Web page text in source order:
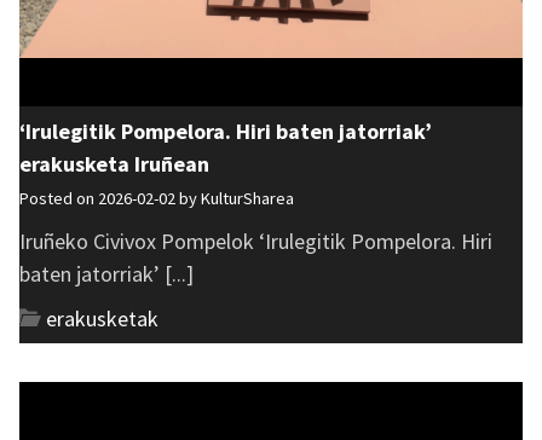
‘Irulegitik Pompelora. Hiri baten jatorriak’
erakusketa Iruñean
Posted on 2026-02-02 byKulturSharea
Iruñeko Civivox Pompelok ‘Irulegitik Pompelora. Hiri
baten jatorriak’ [...]
erakusketak